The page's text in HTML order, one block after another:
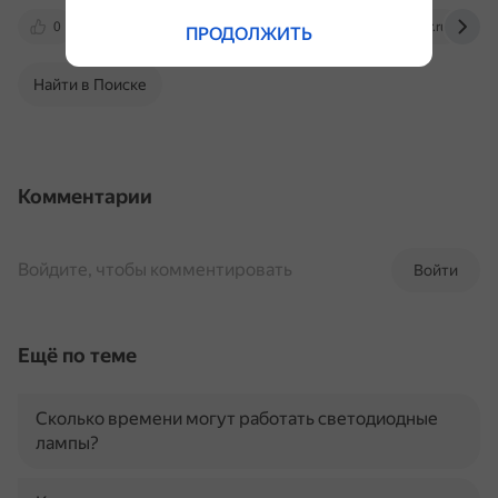
0 yandex.ru dzen.ru gladiator.ru
Найти в Поиске
Комментарии
Войти
Войдите, чтобы комментировать
Ещё по теме
Сколько времени могут работать светодиодные
лампы?
ПРОДОЛЖИТЬ